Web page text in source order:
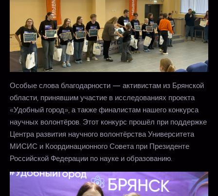
Особые слова благодарности — активистам из Брянской
области, принявшим участие в исследованиях проекта
«Удобный город», а также финалистам нашего конкурса
научных волонтёров. Этот конкурс прошёл при поддержке
Центра развития научного волонтёрства Университета
МИСИС и Координационного Совета при Президенте
Российской‌ Федерации по науке и образованию.